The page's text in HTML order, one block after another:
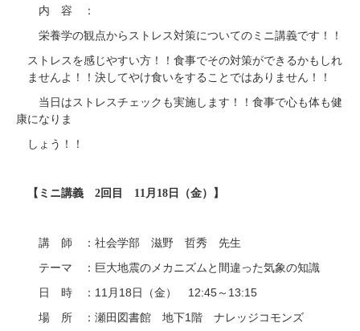
内 容 ：
栄養学の観点からストレス対策についてのミニ講義です！！
ストレスを感じやすい方！！食事でその対策ができるかもしれ
ませんよ！！決してやけ食いをすることではありません！！
当日はストレスチェックも実施します！！食事で心も体も健
康になりま
しょう！！
【ミニ講義 2回目 11月18日（金）】
講 師 ：社会学部 滋野 哲秀 先生
テーマ ：巨大地震のメカニズムと間違った気象の知識
日 時 ： 11 月 18 日（金） 12:45 ～ 13:15
場 所 ：瀬田図書館 地下1 階 ナレッジコモンズ